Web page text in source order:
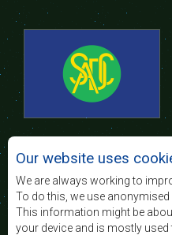
nível e a qualidade de
África Austral, e apoiar
desfavorecidas mediante
assente nos
desenvolvimento equitativo
Our website uses
We are always working to
To do this, we use
This information might be
your device and is mostly